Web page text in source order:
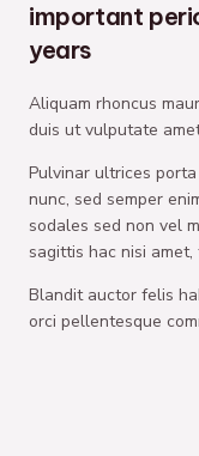
important
years
Aliquam rhoncus
duis ut vulputate
Pulvinar ultrices
nunc, sed semper
sodales sed non vel
sagittis hac nisi
Blandit auctor felis
orci pellentesque